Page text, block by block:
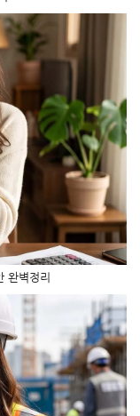
완벽정리